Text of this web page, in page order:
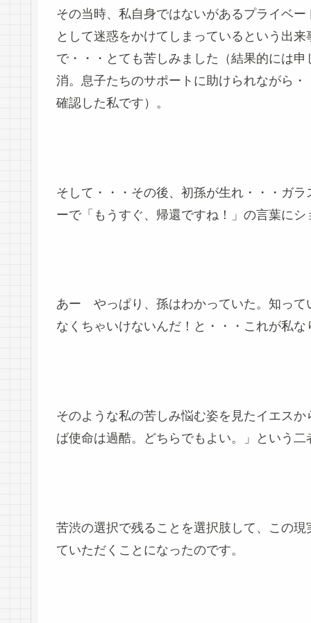
その当時、私自身ではないがあるプライベ
として迷惑をかけてしまっているという出
で・・・とても苦しみました（結果的には
消。息子たちのサポートに助けられながら
確認した私です）。
そして・・・その後、初孫が生れ・・・ガ
ーで「もうすぐ、帰還ですね！」の言葉に
あー やっぱり、孫はわかっていた。知っ
なくちゃいけないんだ！と・・・これが私
そのような私の苦しみ悩む姿を見たイエス
ば使命は過酷。どちらでもよい。」という
苦渋の選択で残ることを選択肢して、この
ていただくことになったのです。